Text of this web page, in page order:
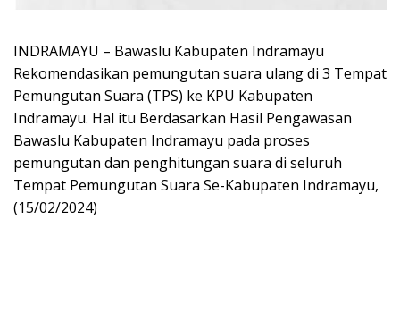
INDRAMAYU – Bawaslu Kabupaten Indramayu
Rekomendasikan pemungutan suara ulang di 3 Tempat
Pemungutan Suara (TPS) ke KPU Kabupaten
Indramayu. Hal itu Berdasarkan Hasil Pengawasan
Bawaslu Kabupaten Indramayu pada proses
pemungutan dan penghitungan suara di seluruh
Tempat Pemungutan Suara Se-Kabupaten Indramayu,
(15/02/2024)